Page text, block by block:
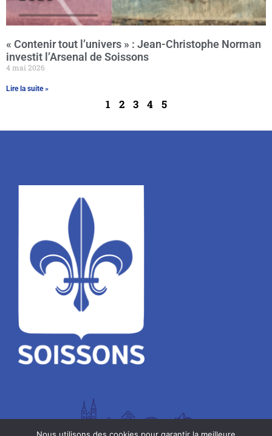
« Contenir tout l’univers » : Jean-Christophe Norman
investit l’Arsenal de Soissons
4 mai 2026
Lire la suite »
1 2 3 4 5